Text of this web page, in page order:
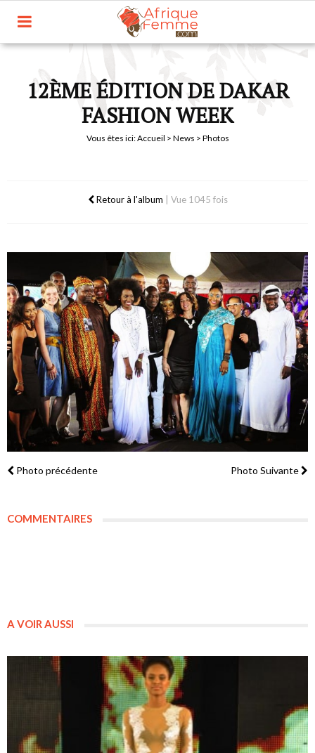
12ÈME ÉDITION DE DAKAR
FASHION WEEK
Vous êtes ici:Accueil > News > Photos
Retour à l'album Vue 1045 fois
Photo précédente Photo Suivante
COMMENTAIRES
A VOIR AUSSI